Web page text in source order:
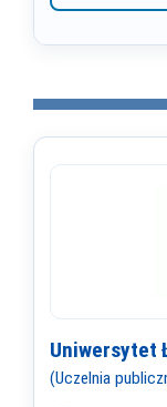
Uniwersytet
(Uczelnia